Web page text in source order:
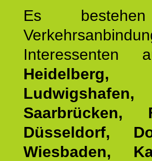
Es
Interessenten
Saarbrücken,
Düsseldorf,
Wiesbaden,